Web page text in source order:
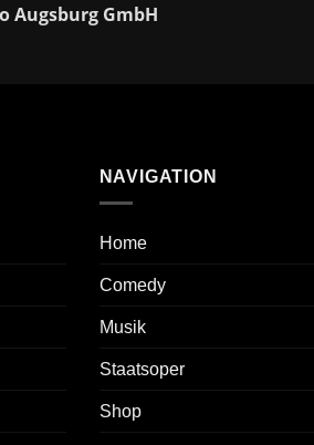
Augsburg GmbH
NAVIGATION
Home
Comedy
Musik
Staatsoper
Shop